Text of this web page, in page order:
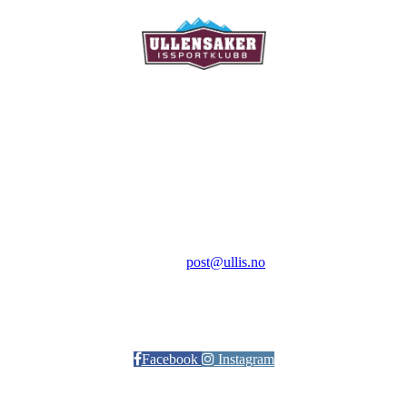
post@ullis.no
Facebook Instagram